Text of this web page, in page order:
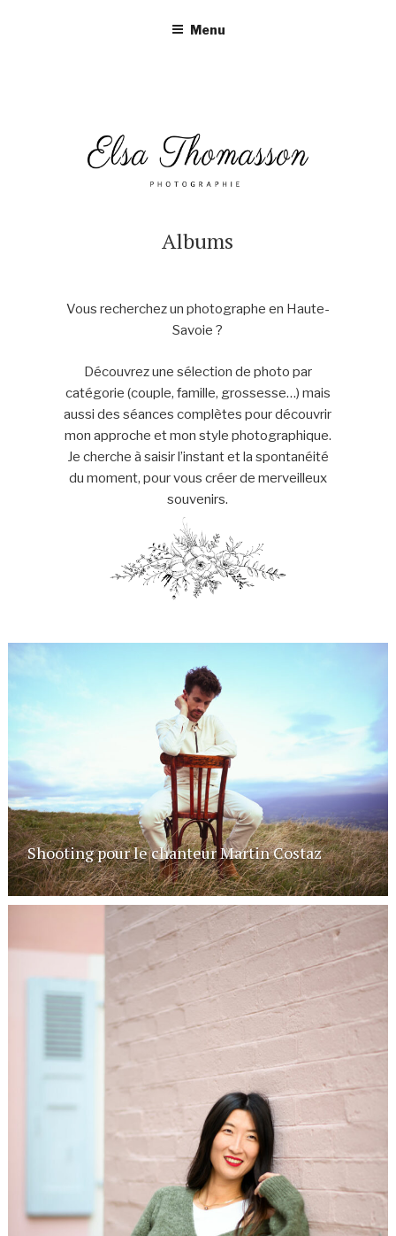
Menu
Albums
Vous recherchez un photographe en Haute-
Savoie ?
Découvrez une sélection de photo par
catégorie (couple, famille, grossesse…) mais
aussi des séances complètes pour découvrir
mon approche et mon style photographique.
Je cherche à saisir l’instant et la spontanéité
du moment, pour vous créer de merveilleux
souvenirs.
Shooting pour le chanteur Martin Costaz